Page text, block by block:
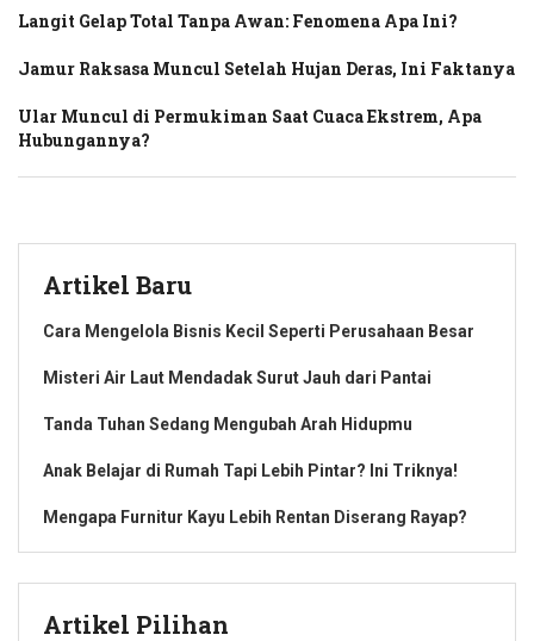
Langit Gelap Total Tanpa Awan: Fenomena Apa Ini?
Jamur Raksasa Muncul Setelah Hujan Deras, Ini Faktanya
Ular Muncul di Permukiman Saat Cuaca Ekstrem, Apa
Hubungannya?
Artikel Baru
Cara Mengelola Bisnis Kecil Seperti Perusahaan Besar
Misteri Air Laut Mendadak Surut Jauh dari Pantai
Tanda Tuhan Sedang Mengubah Arah Hidupmu
Anak Belajar di Rumah Tapi Lebih Pintar? Ini Triknya!
Mengapa Furnitur Kayu Lebih Rentan Diserang Rayap?
Artikel Pilihan